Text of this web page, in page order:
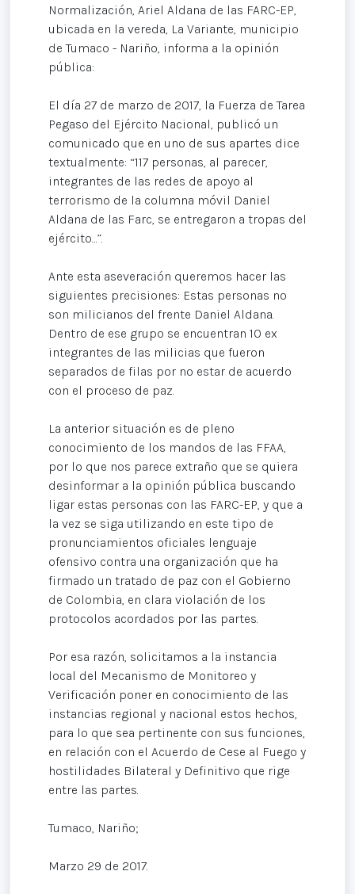
Normalización, Ariel Aldana de las FARC-EP,
ubicada en la vereda, La Variante, municipio
de Tumaco - Nariño, informa a la opinión
pública:
El día 27 de marzo de 2017, la Fuerza de Tarea
Pegaso del Ejército Nacional, publicó un
comunicado que en uno de sus apartes dice
textualmente: “117 personas, al parecer,
integrantes de las redes de apoyo al
terrorismo de la columna móvil Daniel
Aldana de las Farc, se entregaron a tropas del
ejército…”.
Ante esta aseveración queremos hacer las
siguientes precisiones: Estas personas no
son milicianos del frente Daniel Aldana.
Dentro de ese grupo se encuentran 10 ex
integrantes de las milicias que fueron
separados de filas por no estar de acuerdo
con el proceso de paz.
La anterior situación es de pleno
conocimiento de los mandos de las FFAA,
por lo que nos parece extraño que se quiera
desinformar a la opinión pública buscando
ligar estas personas con las FARC-EP, y que a
la vez se siga utilizando en este tipo de
pronunciamientos oficiales lenguaje
ofensivo contra una organización que ha
firmado un tratado de paz con el Gobierno
de Colombia, en clara violación de los
protocolos acordados por las partes.
Por esa razón, solicitamos a la instancia
local del Mecanismo de Monitoreo y
Verificación poner en conocimiento de las
instancias regional y nacional estos hechos,
para lo que sea pertinente con sus funciones,
en relación con el Acuerdo de Cese al Fuego y
hostilidades Bilateral y Definitivo que rige
entre las partes.
Tumaco, Nariño;
Marzo 29 de 2017.